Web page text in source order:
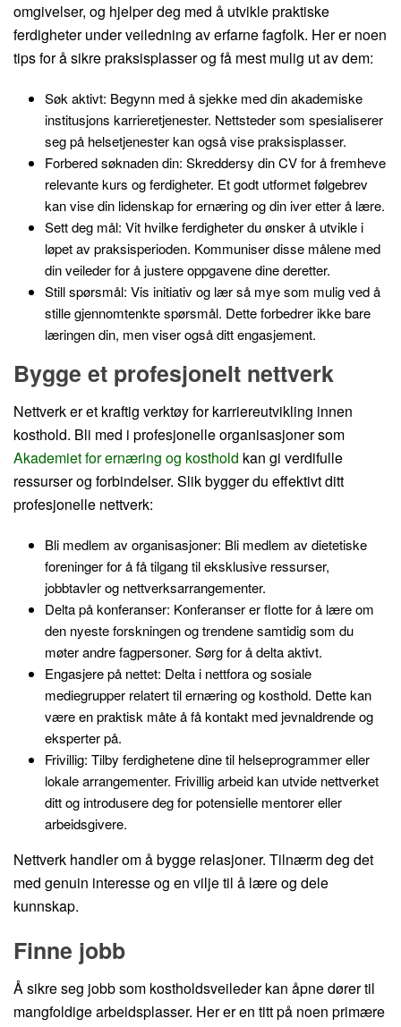
omgivelser, og hjelper deg med å utvikle praktiske
ferdigheter under veiledning av erfarne fagfolk. Her er noen
tips for å sikre praksisplasser og få mest mulig ut av dem:
Søk aktivt: Begynn med å sjekke med din akademiske
institusjons karrieretjenester. Nettsteder som spesialiserer
seg på helsetjenester kan også vise praksisplasser.
Forbered søknaden din: Skreddersy din CV for å fremheve
relevante kurs og ferdigheter. Et godt utformet følgebrev
kan vise din lidenskap for ernæring og din iver etter å lære.
Sett deg mål: Vit hvilke ferdigheter du ønsker å utvikle i
løpet av praksisperioden. Kommuniser disse målene med
din veileder for å justere oppgavene dine deretter.
Still spørsmål: Vis initiativ og lær så mye som mulig ved å
stille gjennomtenkte spørsmål. Dette forbedrer ikke bare
læringen din, men viser også ditt engasjement.
Bygge et profesjonelt nettverk
Nettverk er et kraftig verktøy for karriereutvikling innen
kosthold. Bli med i profesjonelle organisasjoner som
Akademiet for ernæring og kosthold kan gi verdifulle
ressurser og forbindelser. Slik bygger du effektivt ditt
profesjonelle nettverk:
Bli medlem av organisasjoner: Bli medlem av dietetiske
foreninger for å få tilgang til eksklusive ressurser,
jobbtavler og nettverksarrangementer.
Delta på konferanser: Konferanser er flotte for å lære om
den nyeste forskningen og trendene samtidig som du
møter andre fagpersoner. Sørg for å delta aktivt.
Engasjere på nettet: Delta i nettfora og sosiale
mediegrupper relatert til ernæring og kosthold. Dette kan
være en praktisk måte å få kontakt med jevnaldrende og
eksperter på.
Frivillig: Tilby ferdighetene dine til helseprogrammer eller
lokale arrangementer. Frivillig arbeid kan utvide nettverket
ditt og introdusere deg for potensielle mentorer eller
arbeidsgivere.
Nettverk handler om å bygge relasjoner. Tilnærm deg det
med genuin interesse og en vilje til å lære og dele
kunnskap.
Finne jobb
Å sikre seg jobb som kostholdsveileder kan åpne dører til
mangfoldige arbeidsplasser. Her er en titt på noen primære